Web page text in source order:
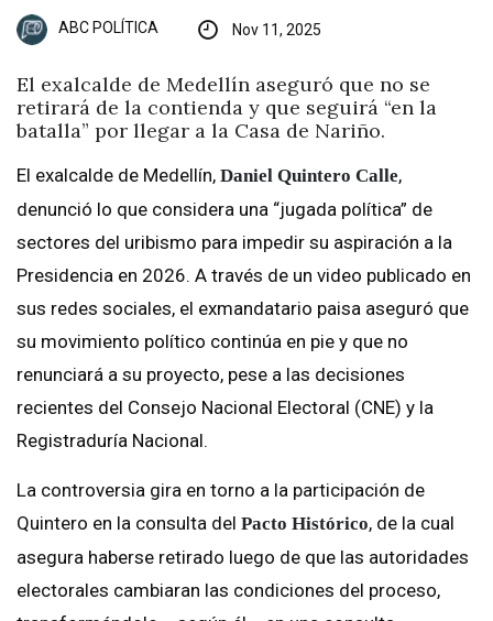
ABC POLÍTICA Nov 11, 2025
El exalcalde de Medellín aseguró que no se
retirará de la contienda y que seguirá “en la
batalla” por llegar a la Casa de Nariño.
El exalcalde de Medellín, Daniel Quintero Calle,
denunció lo que considera una “jugada política” de
sectores del uribismo para impedir su aspiración a la
Presidencia en 2026. A través de un video publicado en
sus redes sociales, el exmandatario paisa aseguró que
su movimiento político continúa en pie y que no
renunciará a su proyecto, pese a las decisiones
recientes del Consejo Nacional Electoral (CNE) y la
Registraduría Nacional.
La controversia gira en torno a la participación de
Quintero en la consulta del Pacto Histórico, de la cual
asegura haberse retirado luego de que las autoridades
electorales cambiaran las condiciones del proceso,